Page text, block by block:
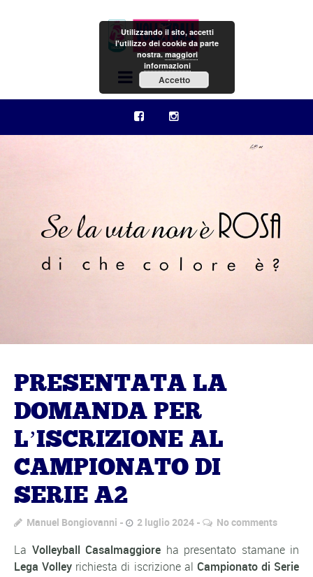
Menu
PRESENTATA LA
DOMANDA PER
L’ISCRIZIONE AL
CAMPIONATO DI
SERIE A2
Manuel Bongiovanni 2 luglio 2024 No comments
La Volleyball Casalmaggiore ha presentato stamane in
Lega Volley richiesta di iscrizione al Campionato di Serie
Utilizzando il sito, accetti
l'utilizzo dei cookie da parte
nostra.maggiori
informazioni
Accetto